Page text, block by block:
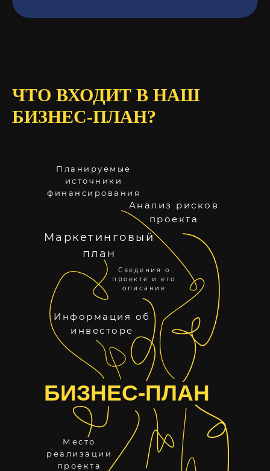
ЧТО ВХОДИТ В НАШ
БИЗНЕС-ПЛАН?
БИЗНЕС-ПЛАН
Сведения о
проекте и его
описание
Информация об
инвесторе
Планируемые
источники
финансирования
Анализ рисков
проекта
Маркетинговый
план
Место
реализации
проекта